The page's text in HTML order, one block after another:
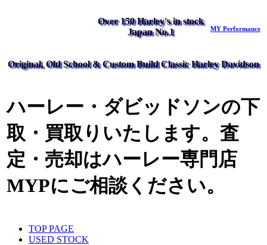
Over 150 Harley's in stock
Japan No.1
MY Performance
Original, Old School & Custom Build Classic Harley Davidson
ハーレー・ダビッドソンの下
取・買取りいたします。査
定・売却はハーレー専門店
MYPにご相談ください。
TOP PAGE
USED STOCK